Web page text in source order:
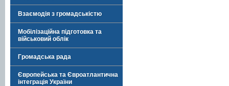
Взаємодія з громадськістю
Мобілізаційна підготовка та
військовий облік
Громадська рада
Європейська та Євроатлантична
інтеграція України